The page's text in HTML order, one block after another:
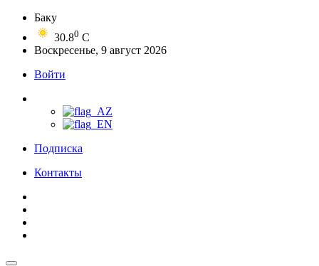
Баку
30.80 C
Воскресенье, 9 август 2026
Войти
Подписка
Контакты